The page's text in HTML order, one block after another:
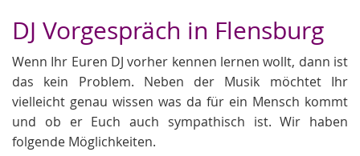
DJ Vorgespräch in Flensburg
Wenn Ihr Euren DJ vorher kennen lernen wollt, dann ist
das kein Problem. Neben der Musik möchtet Ihr
vielleicht genau wissen was da für ein Mensch kommt
und ob er Euch auch sympathisch ist. Wir haben
folgende Möglichkeiten.